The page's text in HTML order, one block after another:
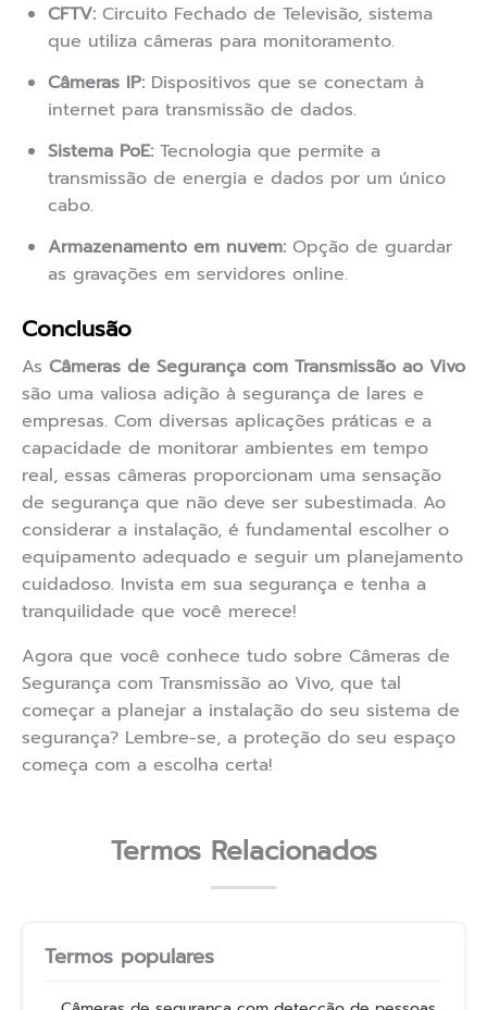
CFTV: Circuito Fechado de Televisão, sistema
que utiliza câmeras para monitoramento.
Câmeras IP: Dispositivos que se conectam à
internet para transmissão de dados.
Sistema PoE: Tecnologia que permite a
transmissão de energia e dados por um único
cabo.
Armazenamento em nuvem: Opção de guardar
as gravações em servidores online.
Conclusão
As Câmeras de Segurança com Transmissão ao Vivo
são uma valiosa adição à segurança de lares e
empresas. Com diversas aplicações práticas e a
capacidade de monitorar ambientes em tempo
real, essas câmeras proporcionam uma sensação
de segurança que não deve ser subestimada. Ao
considerar a instalação, é fundamental escolher o
equipamento adequado e seguir um planejamento
cuidadoso. Invista em sua segurança e tenha a
tranquilidade que você merece!
Agora que você conhece tudo sobre Câmeras de
Segurança com Transmissão ao Vivo, que tal
começar a planejar a instalação do seu sistema de
segurança? Lembre-se, a proteção do seu espaço
começa com a escolha certa!
Termos Relacionados
Termos populares